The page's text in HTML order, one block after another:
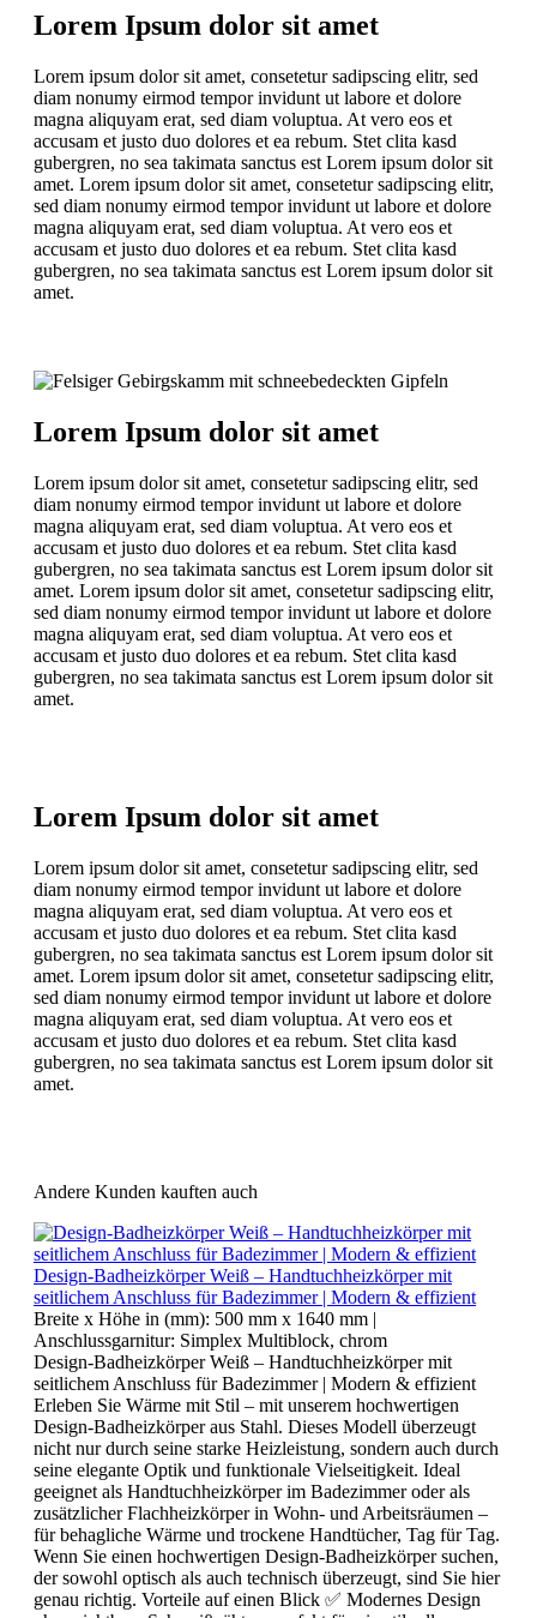
Lorem Ipsum dolor sit amet
Lorem ipsum dolor sit amet, consetetur sadipscing elitr, sed
diam nonumy eirmod tempor invidunt ut labore et dolore
magna aliquyam erat, sed diam voluptua. At vero eos et
accusam et justo duo dolores et ea rebum. Stet clita kasd
gubergren, no sea takimata sanctus est Lorem ipsum dolor sit
amet. Lorem ipsum dolor sit amet, consetetur sadipscing elitr,
sed diam nonumy eirmod tempor invidunt ut labore et dolore
magna aliquyam erat, sed diam voluptua. At vero eos et
accusam et justo duo dolores et ea rebum. Stet clita kasd
gubergren, no sea takimata sanctus est Lorem ipsum dolor sit
amet.
Lorem Ipsum dolor sit amet
Lorem ipsum dolor sit amet, consetetur sadipscing elitr, sed
diam nonumy eirmod tempor invidunt ut labore et dolore
magna aliquyam erat, sed diam voluptua. At vero eos et
accusam et justo duo dolores et ea rebum. Stet clita kasd
gubergren, no sea takimata sanctus est Lorem ipsum dolor sit
amet. Lorem ipsum dolor sit amet, consetetur sadipscing elitr,
sed diam nonumy eirmod tempor invidunt ut labore et dolore
magna aliquyam erat, sed diam voluptua. At vero eos et
accusam et justo duo dolores et ea rebum. Stet clita kasd
gubergren, no sea takimata sanctus est Lorem ipsum dolor sit
amet.
Lorem Ipsum dolor sit amet
Lorem ipsum dolor sit amet, consetetur sadipscing elitr, sed
diam nonumy eirmod tempor invidunt ut labore et dolore
magna aliquyam erat, sed diam voluptua. At vero eos et
accusam et justo duo dolores et ea rebum. Stet clita kasd
gubergren, no sea takimata sanctus est Lorem ipsum dolor sit
amet. Lorem ipsum dolor sit amet, consetetur sadipscing elitr,
sed diam nonumy eirmod tempor invidunt ut labore et dolore
magna aliquyam erat, sed diam voluptua. At vero eos et
accusam et justo duo dolores et ea rebum. Stet clita kasd
gubergren, no sea takimata sanctus est Lorem ipsum dolor sit
amet.
Andere Kunden kauften auch
Design-Badheizkörper Weiß – Handtuchheizkörper mit
seitlichem Anschluss für Badezimmer | Modern & effizient
Breite x Höhe in (mm): 500 mm x 1640 mm |
Anschlussgarnitur: Simplex Multiblock, chrom
Design-Badheizkörper Weiß – Handtuchheizkörper mit
seitlichem Anschluss für Badezimmer | Modern & effizient
Erleben Sie Wärme mit Stil – mit unserem hochwertigen
Design-Badheizkörper aus Stahl. Dieses Modell überzeugt
nicht nur durch seine starke Heizleistung, sondern auch durch
seine elegante Optik und funktionale Vielseitigkeit. Ideal
geeignet als Handtuchheizkörper im Badezimmer oder als
zusätzlicher Flachheizkörper in Wohn- und Arbeitsräumen –
für behagliche Wärme und trockene Handtücher, Tag für Tag.
Wenn Sie einen hochwertigen Design-Badheizkörper suchen,
der sowohl optisch als auch technisch überzeugt, sind Sie hier
genau richtig. Vorteile auf einen Blick ✅ Modernes Design